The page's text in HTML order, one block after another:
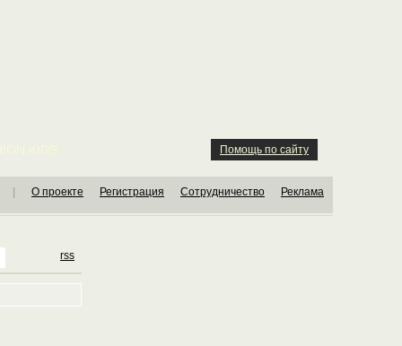
Помощь по сайту
О проекте Регистрация Сотрудничество Реклама
rss